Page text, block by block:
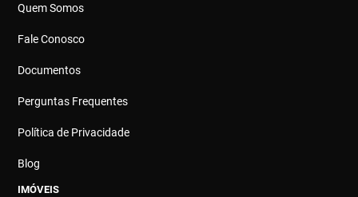
Quem Somos
Fale Conosco
Documentos
Perguntas Frequentes
Política de Privacidade
Blog
IMÓVEIS